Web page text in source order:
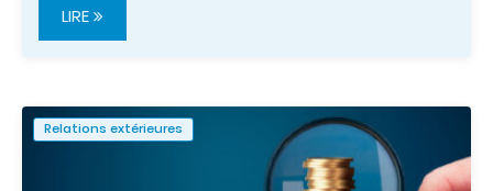
LIRE
Relations extérieures